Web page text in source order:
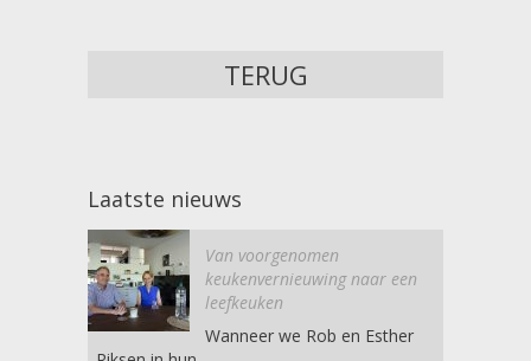
TERUG
Laatste nieuws
Van voorgenomen
keukenvernieuwing naar een
leefkeuken
Wanneer we Rob en Esther